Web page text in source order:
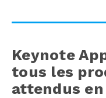
Keynote
tous les
attendus